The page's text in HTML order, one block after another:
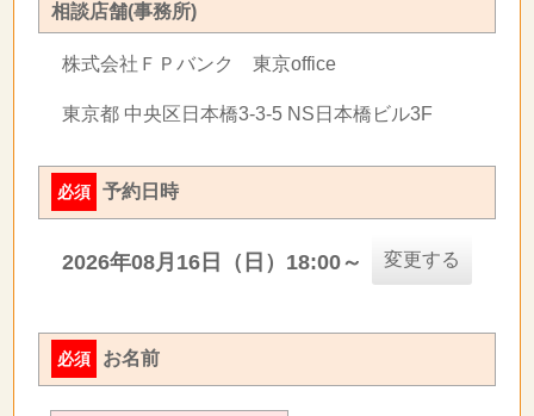
相談店舗(事務所)
株式会社ＦＰバンク 東京office
東京都 中央区日本橋3-3-5 NS日本橋ビル3F
必須 予約日時
2026年08月16日（日）18:00～ 変更する
必須 お名前